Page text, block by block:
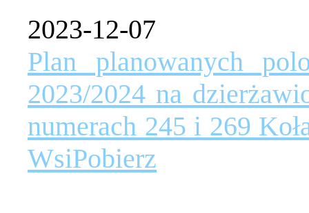
2023-12-07
Plan planowanych
2023/2024 na
numerach 245 i 269
WsiPobierz